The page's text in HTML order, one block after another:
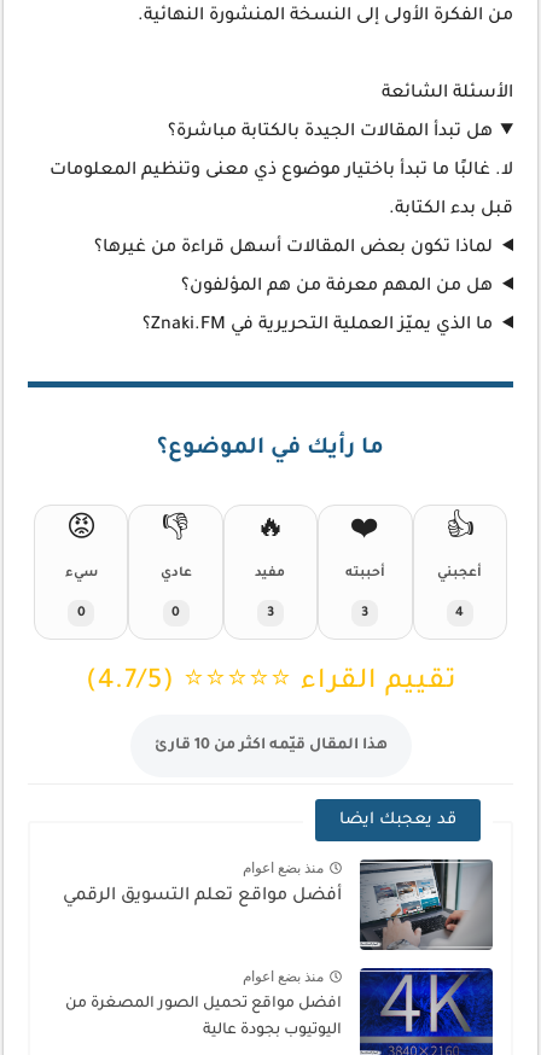
من الفكرة الأولى إلى النسخة المنشورة النهائية.
الأسئلة الشائعة
هل تبدأ المقالات الجيدة بالكتابة مباشرة؟
لا. غالبًا ما تبدأ باختيار موضوع ذي معنى وتنظيم المعلومات
قبل بدء الكتابة.
لماذا تكون بعض المقالات أسهل قراءة من غيرها؟
هل من المهم معرفة من هم المؤلفون؟
ما الذي يميّز العملية التحريرية في Znaki.FM؟
ما رأيك في الموضوع؟
👍
أعجبني
4
❤️
أحببته
3
🔥
مفيد
3
👎
عادي
0
😡
سيء
0
تقييم القراء ⭐⭐⭐⭐⭐ (4.7/5)
هذا المقال قيّمه اكثر من 10 قارئ
قد يعجبك ايضا
منذ بضع اعوام
أفضل مواقع تعلم التسويق الرقمي
منذ بضع اعوام
افضل مواقع تحميل الصور المصغرة من
اليوتيوب بجودة عالية